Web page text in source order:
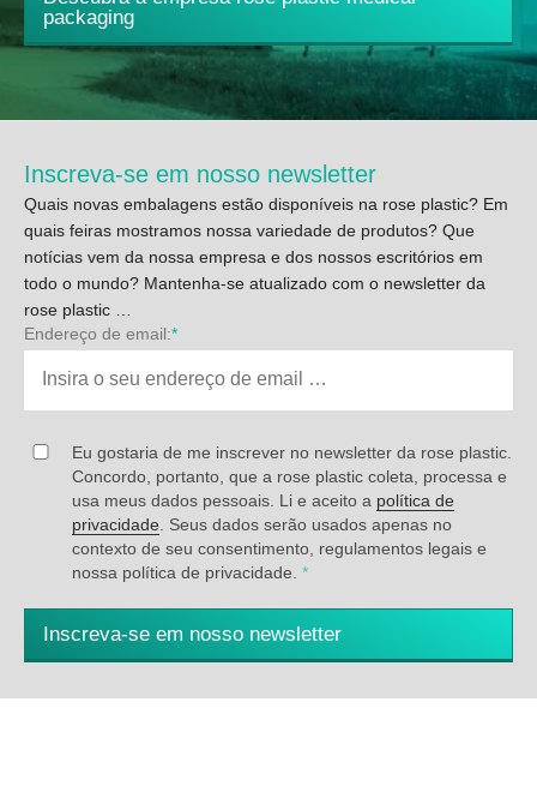
packaging
Inscreva-se em nosso newsletter
Quais novas embalagens estão disponíveis na rose plastic? Em
quais feiras mostramos nossa variedade de produtos? Que
notícias vem da nossa empresa e dos nossos escritórios em
todo o mundo? Mantenha-se atualizado com o newsletter da
rose plastic …
Endereço de email:*
Eu gostaria de me inscrever no newsletter da rose plastic.
Concordo, portanto, que a rose plastic coleta, processa e
usa meus dados pessoais. Li e aceito a política de
privacidade. Seus dados serão usados apenas no
contexto de seu consentimento, regulamentos legais e
nossa política de privacidade. *
Inscreva-se em nosso newsletter